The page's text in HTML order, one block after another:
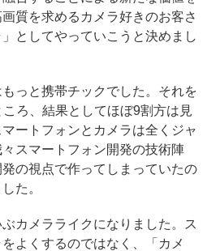
質を求めるカメラ好きのお客さ
としてやっていこうと決めまし
っと携帯チックでした。それを
ろ、結果としてほぼ9割方は見
ートフォンとカメラは全くジャ
スマートフォン開発の技術陣
の視点で作ってしまっていたの
た。
カメラライクになりました。ス
よくするのではなく、「カメ